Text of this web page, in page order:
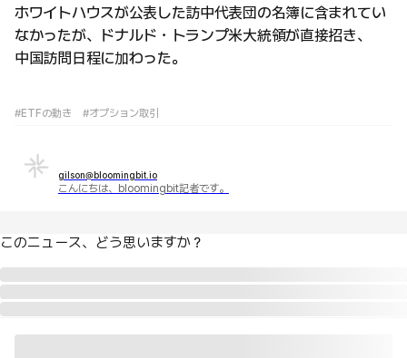
ホワイトハウスが公表した訪中代表団の名簿に含まれてい
なかったが、ドナルド・トランプ米大統領が直接招き、
中国訪問日程に加わった。
#ETFの動き #オプション取引
gilson@bloomingbit.io
こんにちは、bloomingbit記者です。
このニュース、どう思いますか？